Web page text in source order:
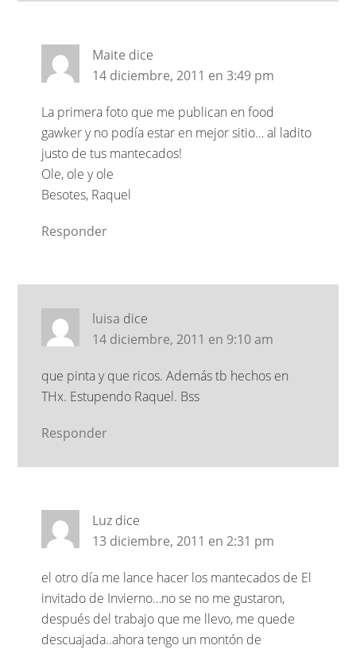
Maite dice
14 diciembre, 2011 en 3:49 pm
La primera foto que me publican en food
gawker y no podía estar en mejor sitio… al ladito
justo de tus mantecados!
Ole, ole y ole
Besotes, Raquel
Responder
luisa dice
14 diciembre, 2011 en 9:10 am
que pinta y que ricos. Además tb hechos en
THx. Estupendo Raquel. Bss
Responder
Luz dice
13 diciembre, 2011 en 2:31 pm
el otro día me lance hacer los mantecados de El
invitado de Invierno…no se no me gustaron,
después del trabajo que me llevo, me quede
descuajada..ahora tengo un montón de